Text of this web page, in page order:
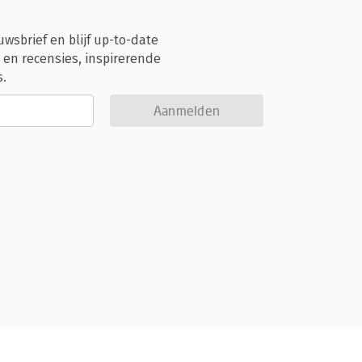
en blijf up-to-date
recensies, inspirerende
Aanmelden